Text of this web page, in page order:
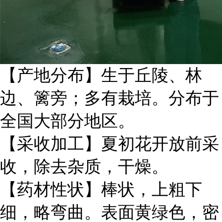
【产地分布】生于丘陵、林
边、篱旁；多有栽培。分布于
全国大部分地区。
【采收加工】夏初花开放前采
收，除去杂质，干燥。
【药材性状】棒状，上粗下
细，略弯曲。表面黄绿色，密